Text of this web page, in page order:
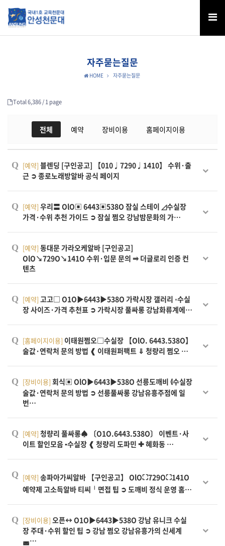
자주묻는질문
HOME 자주묻는질문
Total 6,386 /1 page
전체 예약 장비이용 홈페이지이용
Q [예약] 블렌딩 [구인공고] 【010♩7290♩1410】 수위·출
근 ➲ 종로노래방알바 공식 페이지
Q [예약] 우리〓 OlO▣ 6443▣538O 잠실 스테이 ◿수실장
가격·수위 추천 가이드 ➲ 잠실 쩜오 강남밤문화의 가…
Q [예약] 동대문 가라오케알바 [구인공고]
OlO↘729O↘141O 수위·입문 문의 ⥤ 더글로리 인증 컨
텐츠
Q [예약] 고고□ O1O▶6443▶538O 가락시장 갤러리 ◦수실
장 사이즈·가격 추천표 ➲ 가락시장 풀싸롱 강남화류계에…
Q [홈페이지이용] 이태원쩜오□수실장 【OlO. 6443.538O】
술값·연락처 문의 방법 ❰ 이태원퍼팩트 ⇓ 청량리 쩜오 …
Q [장비이용] 회식▣ OlO▶6443▶538O 선릉도깨비 ⦉수실장
술값·연락처 문의 방법 ➲ 선릉풀싸롱 강남유흥주점에 일
번…
Q [예약] 청량리 풀싸롱♠ 〔O1O.6443.538O〕 이벤트·사
이트 할인모음 ▪수실장 ❰ 청량리 도파민 ✚ 혜화동 …
Q [예약] 송파아가씨알바 【구인공고】 OlO⛶729O⛶141O
예약제 고소득알바 티씨╵면접 팁 ➲ 도깨비 정식 운영 홈…
Q [장비이용] 오픈↔ O1O▶6443▶538O 강남 유니크 수실
장 주대·수위 할인 팁 ➲ 강남 쩜오 강남유흥가의 신세계
◛…